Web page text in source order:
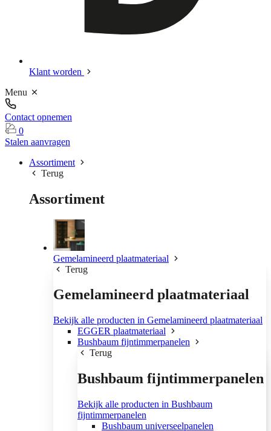
Klant worden
Menu
Contact opnemen
0
Stalen aanvragen
Assortiment
Terug
Assortiment
Gemelamineerd plaatmateriaal
Terug
Gemelamineerd plaatmateriaal
Bekijk alle producten in Gemelamineerd plaatmateriaal
EGGER plaatmateriaal
Bushbaum fijntimmerpanelen
Terug
Bushbaum fijntimmerpanelen
Bekijk alle producten in Bushbaum
fijntimmerpanelen
Bushbaum universeelpanelen